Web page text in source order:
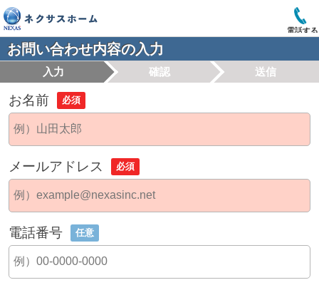
電話する
お問い合わせ内容の入力
入力 確認 送信
お名前 必須
メールアドレス 必須
電話番号 任意